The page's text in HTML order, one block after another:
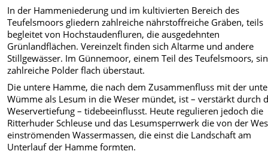
In der Hammeniederung und im kultivierten Bereich des
Teufelsmoors gliedern zahlreiche nährstoffreiche Gräben, teils
begleitet von Hochstaudenfluren, die ausgedehnten
Grünlandflächen. Vereinzelt finden sich Altarme und andere
Stillgewässer. Im Günnemoor, einem Teil des Teufelsmoors,
zahlreiche Polder flach überstaut.
Die untere Hamme, die nach dem Zusammenfluss mit der
Wümme als Lesum in die Weser mündet, ist – verstärkt durch
Weservertiefung – tidebeeinflusst. Heute regulieren jedoch die
Ritterhuder Schleuse und das Lesumsperrwerk die von der
einströmenden Wassermassen, die einst die Landschaft am
Unterlauf der Hamme formten.